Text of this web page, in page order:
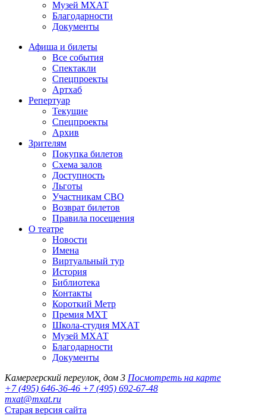
Музей МХАТ
Благодарности
Документы
Афиша и билеты
Все события
Спектакли
Спецпроекты
Артхаб
Репертуар
Текущие
Спецпроекты
Архив
Зрителям
Покупка билетов
Схема залов
Доступность
Льготы
Участникам СВО
Возврат билетов
Правила посещения
О театре
Новости
Имена
Виртуальный тур
История
Библиотека
Контакты
Короткий Метр
Премия МХТ
Школа-студия МХАТ
Музей МХАТ
Благодарности
Документы
Камергерский переулок, дом 3 Посмотреть на карте
+7 (495) 646-36-46 +7 (495) 692-67-48‬
mxat@mxat.ru
Старая версия сайта